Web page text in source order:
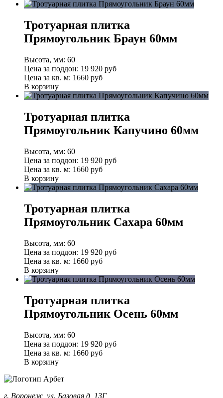
Тротуарная плитка
Прямоугольник Браун 60мм
Высота, мм: 60
Цена за поддон: 19 920 руб
Цена за кв. м: 1660 руб
В корзину
Тротуарная плитка
Прямоугольник Капучино 60мм
Высота, мм: 60
Цена за поддон: 19 920 руб
Цена за кв. м: 1660 руб
В корзину
Тротуарная плитка
Прямоугольник Сахара 60мм
Высота, мм: 60
Цена за поддон: 19 920 руб
Цена за кв. м: 1660 руб
В корзину
Тротуарная плитка
Прямоугольник Осень 60мм
Высота, мм: 60
Цена за поддон: 19 920 руб
Цена за кв. м: 1660 руб
В корзину
г. Воронеж, ул. Базовая д, 13Г